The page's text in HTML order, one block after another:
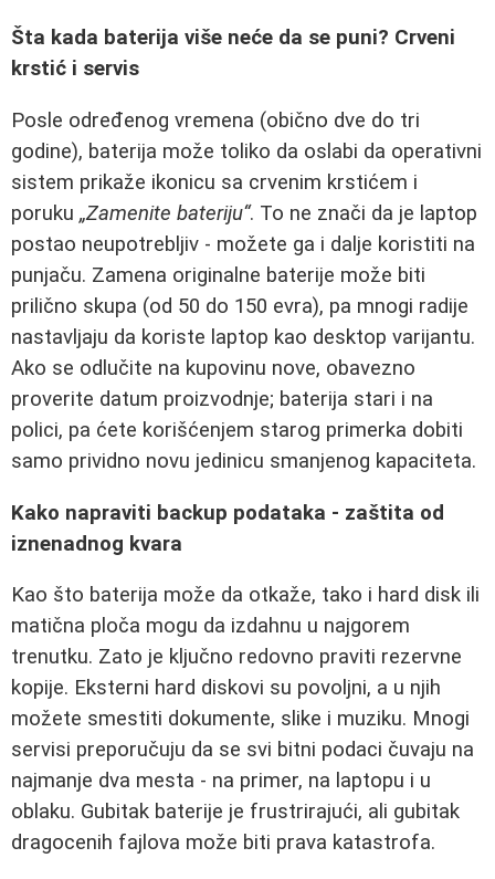
Šta kada baterija više neće da se puni? Crveni
krstić i servis
Posle određenog vremena (obično dve do tri
godine), baterija može toliko da oslabi da operativni
sistem prikaže ikonicu sa crvenim krstićem i
poruku „Zamenite bateriju“. To ne znači da je laptop
postao neupotrebljiv - možete ga i dalje koristiti na
punjaču. Zamena originalne baterije može biti
prilično skupa (od 50 do 150 evra), pa mnogi radije
nastavljaju da koriste laptop kao desktop varijantu.
Ako se odlučite na kupovinu nove, obavezno
proverite datum proizvodnje; baterija stari i na
polici, pa ćete korišćenjem starog primerka dobiti
samo prividno novu jedinicu smanjenog kapaciteta.
Kako napraviti backup podataka - zaštita od
iznenadnog kvara
Kao što baterija može da otkaže, tako i hard disk ili
matična ploča mogu da izdahnu u najgorem
trenutku. Zato je ključno redovno praviti rezervne
kopije. Eksterni hard diskovi su povoljni, a u njih
možete smestiti dokumente, slike i muziku. Mnogi
servisi preporučuju da se svi bitni podaci čuvaju na
najmanje dva mesta - na primer, na laptopu i u
oblaku. Gubitak baterije je frustrirajući, ali gubitak
dragocenih fajlova može biti prava katastrofa.